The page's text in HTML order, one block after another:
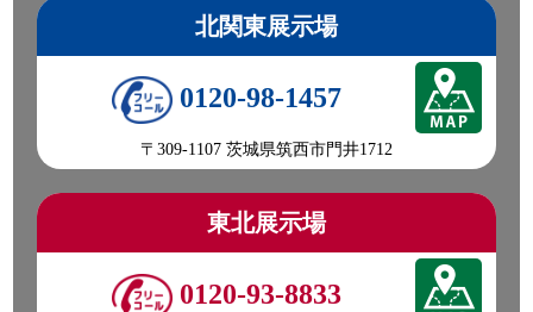
北関東展示場
0120-98-1457
〒309-1107 茨城県筑西市門井1712
東北展示場
0120-93-8833